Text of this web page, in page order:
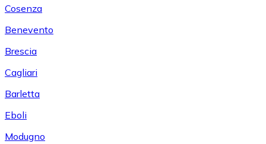
Cosenza
Benevento
Brescia
Cagliari
Barletta
Eboli
Modugno